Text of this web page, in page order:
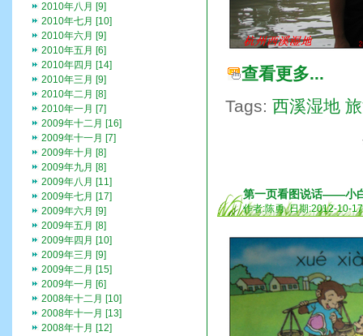
查看更多...
Tags: 西溪湿地
第一页看图说话——小
作者:陈勇 日期:2012-10-17
2010年八月 [9]
2010年七月 [10]
2010年六月 [9]
2010年五月 [6]
2010年四月 [14]
2010年三月 [9]
2010年二月 [8]
2010年一月 [7]
2009年十二月 [16]
2009年十一月 [7]
2009年十月 [8]
2009年九月 [8]
2009年八月 [11]
2009年七月 [17]
2009年六月 [9]
2009年五月 [8]
2009年四月 [10]
2009年三月 [9]
2009年二月 [15]
2009年一月 [6]
2008年十二月 [10]
2008年十一月 [13]
2008年十月 [12]